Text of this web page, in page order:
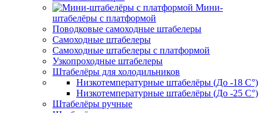
Мини-
штабелёры с платформой
Поводковые самоходные штабелеры
Самоходные штабелеры
Самоходные штабелеры с платформой
Узкопроходные штабелеры
Штабелёры для холодильников
Низкотемпературные штабелёры (До -18 C°)
Низкотемпературные штабелёры (До -25 C°)
Штабелёры ручные